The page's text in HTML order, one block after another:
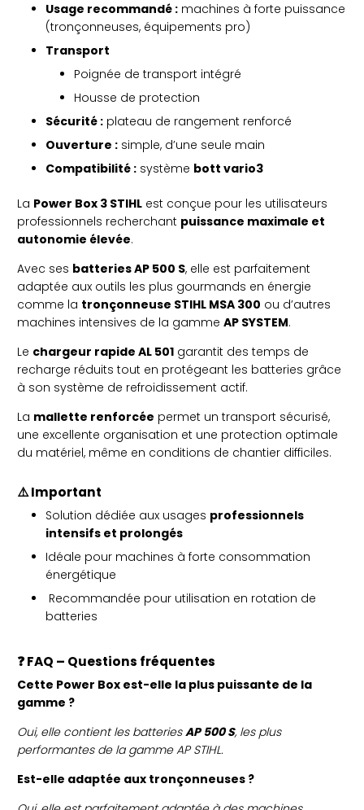
Usage recommandé : machines à forte puissance
(tronçonneuses, équipements pro)
Transport
Poignée de transport intégré
Housse de protection
Sécurité : plateau de rangement renforcé
Ouverture : simple, d’une seule main
Compatibilité : système bott vario3
La Power Box 3 STIHL est conçue pour les utilisateurs
professionnels recherchant puissance maximale et
autonomie élevée.
Avec ses batteries AP 500 S, elle est parfaitement
adaptée aux outils les plus gourmands en énergie
comme la tronçonneuse STIHL MSA 300 ou d’autres
machines intensives de la gamme AP SYSTEM.
Le chargeur rapide AL 501 garantit des temps de
recharge réduits tout en protégeant les batteries grâce
à son système de refroidissement actif.
La mallette renforcée permet un transport sécurisé,
une excellente organisation et une protection optimale
du matériel, même en conditions de chantier difficiles.
⚠️ Important
Solution dédiée aux usages professionnels
intensifs et prolongés
Idéale pour machines à forte consommation
énergétique
Recommandée pour utilisation en rotation de
batteries
❓ FAQ – Questions fréquentes
Cette Power Box est-elle la plus puissante de la
gamme ?
Oui, elle contient les batteriesAP 500 S, les plus
performantes de la gamme AP STIHL.
Est-elle adaptée aux tronçonneuses ?